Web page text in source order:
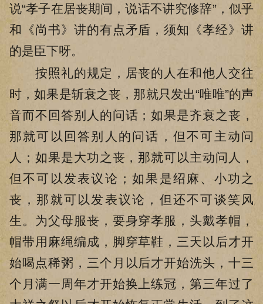
说“孝子在居丧期间，说话不讲究修辞”，似乎
和《尚书》讲的有点矛盾，须知《孝经》讲
的是臣下呀。
按照礼的规定，居丧的人在和他人交往
时，如果是斩衰之丧，那就只发出“唯唯”的声
音而不回答别人的问话；如果是齐衰之丧，
那就可以回答别人的问话，但不可主动问
人；如果是大功之丧，那就可以主动问人，
但不可以发表议论；如果是绍麻、小功之
丧，那就可以发表议论，但还不可谈笑风
生。为父母服丧，要身穿孝服，头戴孝帽，
帽带用麻绳编成，脚穿草鞋，三天以后才开
始喝点稀粥，三个月以后才开始洗头，十三
个月满一周年才开始换上练冠，第三年过了